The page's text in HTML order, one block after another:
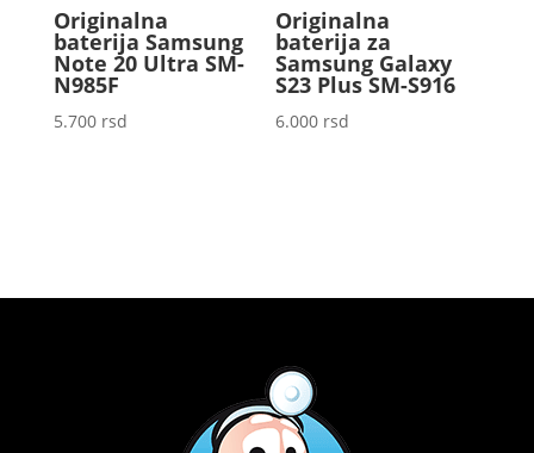
Originalna
baterija Samsung
Note 20 Ultra SM-
N985F
5.700 rsd
Originalna
baterija za
Samsung Galaxy
S23 Plus SM-S916
6.000 rsd